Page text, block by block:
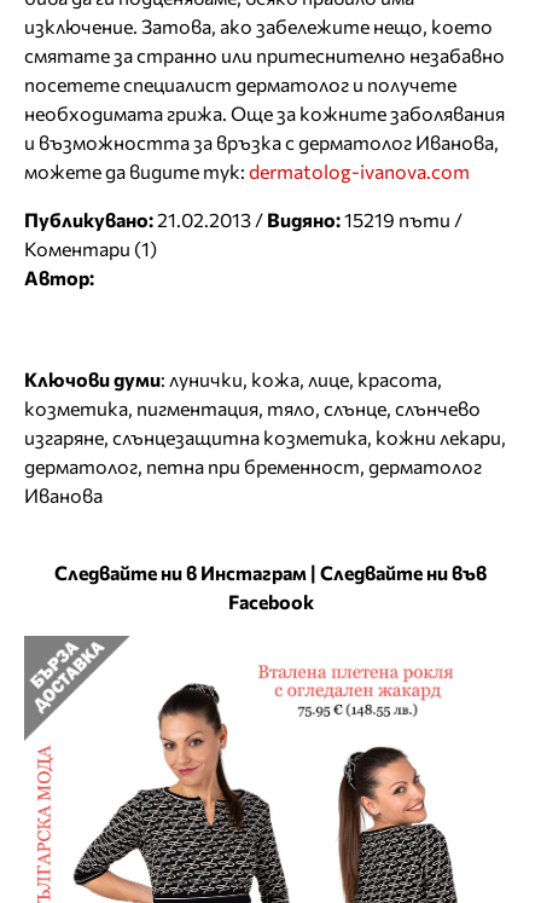
изключение. Затова, ако забележите нещо, което
смятате за странно или притеснително незабавно
посетете специалист дерматолог и получете
необходимата грижа. Още за кожните заболявания
и възможността за връзка с дерматолог Иванова,
можете да видите тук: dermatolog-ivanova.com
Публикувано:21.02.2013 / Видяно:15219 пъти /
Коментари (1)
Автор:
Ключови думи: лунички кожа лице красота
козметика пигментация тяло слънце слънчево
изгаряне слънцезащитна козметика кожни лекари
дерматолог петна при бременност дерматолог
Иванова
Следвайте ни в Инстаграм | Следвайте ни във
Facebook